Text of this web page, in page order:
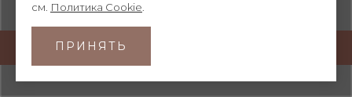
© HIBIKI 2026
см. Политика Cookie
ПРИНЯТЬ